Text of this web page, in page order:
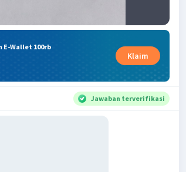
E-Wallet 100rb
Klaim
Jawaban terverifikasi